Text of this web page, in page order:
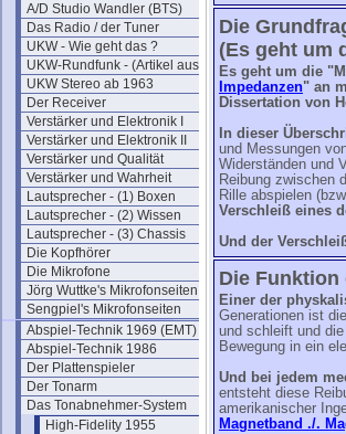
A/D Studio Wandler (BTS)
Das Radio / der Tuner
UKW - Wie geht das ?
UKW-Rundfunk - (Artikel aus 1950)
UKW Stereo ab 1963
Der Receiver
Verstärker und Elektronik I
Verstärker und Elektronik II
Verstärker und Qualität
Verstärker und Wahrheit
Lautsprecher - (1) Boxen
Lautsprecher - (2) Wissen
Lautsprecher - (3) Chassis
Die Kopfhörer
Die Mikrofone
Jörg Wuttke's Mikrofonseiten
Sengpiel's Mikrofonseiten
Abspiel-Technik 1969 (EMT)
Abspiel-Technik 1986
Der Plattenspieler
Der Tonarm
Das Tonabnehmer-System
High-Fidelity 1955
Die
(Es geht um
Es geht um die
Impedanzen" an
Dissertation von
In dieser
und Messungen
Widerständen und
Reibung zwischen
Rille abspielen
Verschleiß eines
Und der
Die Funktion
Einer der
Generationen ist
und schleift und
Bewegung in ein
Und bei jedem
entsteht diese
amerikanischer
Magnetband ./.